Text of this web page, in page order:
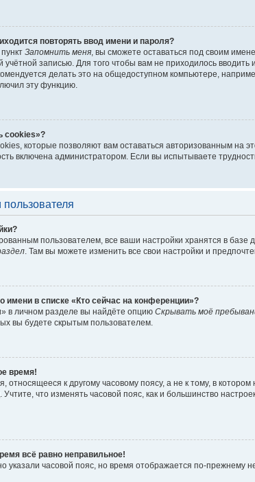
повторять ввод имени и пароля?
Запомнить меня , вы сможете оставаться под своим
учётной записью. Для того чтобы вам не приходилось
делать это на общедоступном компьютере,
эту функцию.
cookies»?
которые позволяют вам оставаться авторизованным на
включена администратором. Если вы испытываете
пользователем, все ваши настройки хранятся в
. Там вы можете изменить все свои настройки и
имени в списке «Кто сейчас на конференции»?
в личном разделе вы найдёте опцию Скрывать моё
вы будете скрытым пользователем.
время!
относящееся к другому часовому поясу, а не к тому, в
Учтите, что изменять часовой пояс, как и большинство
всё равно неправильное!
указали часовой пояс, но время отображается по-прежнему